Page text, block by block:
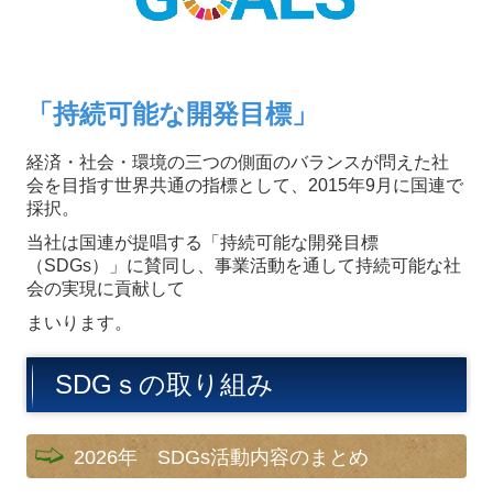
「持続可能な開発目標」
経済・社会・環境の三つの側面のバランスが問えた社
会を目指す世界共通の指標として、2015年9月に国連で
採択。
当社は国連が提唱する「持続可能な開発目標
（SDGs）」に賛同し、事業活動を通して持続可能な社
会の実現に貢献して
まいります。
SDGｓの取り組み
2026年 SDGs活動内容のまとめ